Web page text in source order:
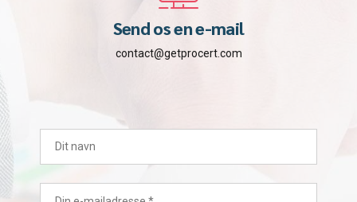
Send os en e-mail
contact@getprocert.com